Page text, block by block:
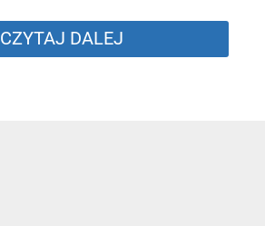
CZYTAJ DALEJ